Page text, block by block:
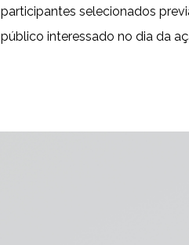
participantes selecionados
público interessado no dia da